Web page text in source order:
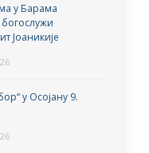
у Барама
Јоаникије
у Осојану 9.